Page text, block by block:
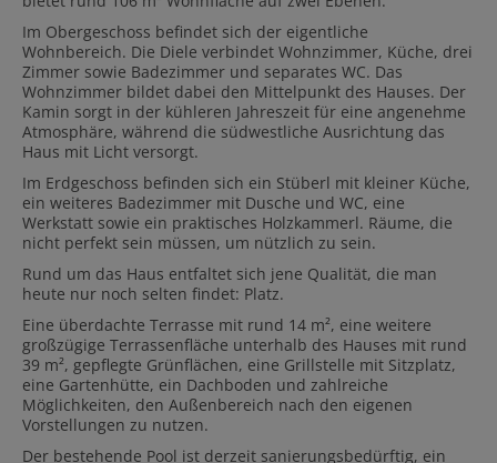
Im Obergeschoss befindet sich der eigentliche
Wohnbereich. Die Diele verbindet Wohnzimmer, Küche, drei
Zimmer sowie Badezimmer und separates WC. Das
Wohnzimmer bildet dabei den Mittelpunkt des Hauses. Der
Kamin sorgt in der kühleren Jahreszeit für eine angenehme
Atmosphäre, während die südwestliche Ausrichtung das
Haus mit Licht versorgt.
Im Erdgeschoss befinden sich ein Stüberl mit kleiner Küche,
ein weiteres Badezimmer mit Dusche und WC, eine
Werkstatt sowie ein praktisches Holzkammerl. Räume, die
nicht perfekt sein müssen, um nützlich zu sein.
Rund um das Haus entfaltet sich jene Qualität, die man
heute nur noch selten findet: Platz.
Eine überdachte Terrasse mit rund 14 m², eine weitere
großzügige Terrassenfläche unterhalb des Hauses mit rund
39 m², gepflegte Grünflächen, eine Grillstelle mit Sitzplatz,
eine Gartenhütte, ein Dachboden und zahlreiche
Möglichkeiten, den Außenbereich nach den eigenen
Vorstellungen zu nutzen.
Der bestehende Pool ist derzeit sanierungsbedürftig, ein